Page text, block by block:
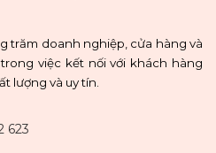
trăm doanh nghiệp, cửa hàng và
việc kết nối với khách hàng
lượng và uy tín.
623